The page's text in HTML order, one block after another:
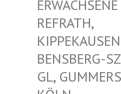
ACHSENE
RATH, KIP
PEKAUSEN,
SBERG-SZ